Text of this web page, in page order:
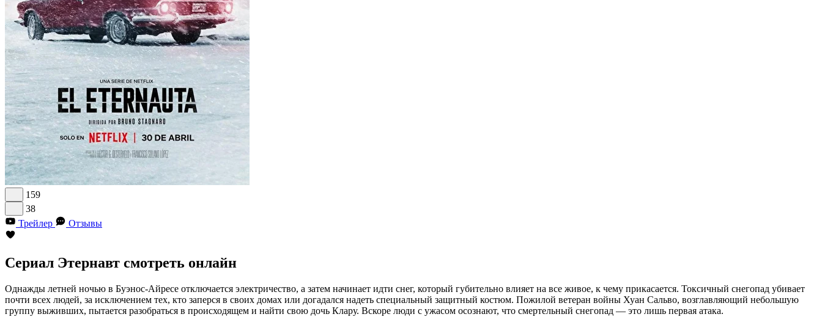
159
38
Трейлер
Отзывы
Сериал Этернавт смотреть онлайн
Однажды летней ночью в Буэнос-Айресе отключается электричество, а затем начинает идти снег, который губительно влияет на все живое, к чему прикасается. Токсичный снегопад убивает
почти всех людей, за исключением тех, кто заперся в своих домах или догадался надеть специальный защитный костюм. Пожилой ветеран войны Хуан Сальво, возглавляющий небольшую
группу выживших, пытается разобраться в происходящем и найти свою дочь Клару. Вскоре люди с ужасом осознают, что смертельный снегопад — это лишь первая атака.